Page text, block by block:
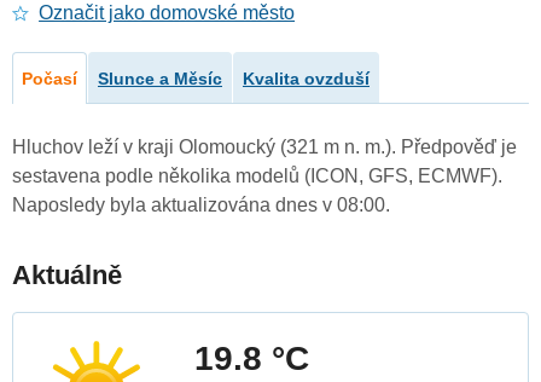
Označit jako domovské město
Počasí Slunce a Měsíc Kvalita ovzduší
Hluchov leží v kraji Olomoucký (321 m n. m.). Předpověď je
sestavena podle několika modelů (ICON, GFS, ECMWF).
Naposledy byla aktualizována dnes v 08:00.
Aktuálně
19.8 °C